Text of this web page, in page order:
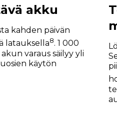
akku
kahden päivän
latauksella8. 1 000
varaus säilyy yli
käytön